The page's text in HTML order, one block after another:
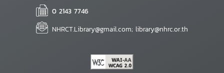
0 2143 7746
NHRCT.Library@gmail.com; library@nhrc.or.th